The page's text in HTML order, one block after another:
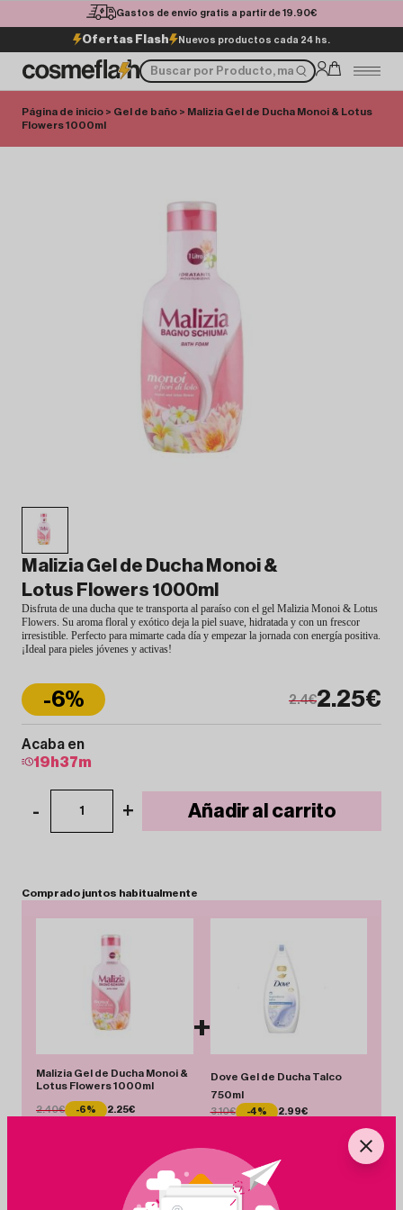
Gastos de envío gratis a partir de 19.90€
Ofertas Flash Nuevos productos cada 24 hs.
Página de inicio > Gel de baño > Malizia Gel de Ducha Monoi & Lotus
Flowers 1000ml
Malizia Gel de Ducha Monoi &
Lotus Flowers 1000ml
Disfruta de una ducha que te transporta al paraíso con el gel Malizia Monoi & Lotus
Flowers. Su aroma floral y exótico deja la piel suave, hidratada y con un frescor
irresistible. Perfecto para mimarte cada día y empezar la jornada con energía positiva.
¡Ideal para pieles jóvenes y activas!
2.25€
-6% 2.4€
Acaba en
19 h37m
- 1 + Añadir al carrito
Comprado juntos habitualmente
Malizia Gel de Ducha Monoi &
Lotus Flowers 1000ml
2.40€ -6% 2.25€
+
Dove Gel de Ducha Talco
750ml
3.10€ -4% 2.99€
Total 5.24 € Añadir Pack